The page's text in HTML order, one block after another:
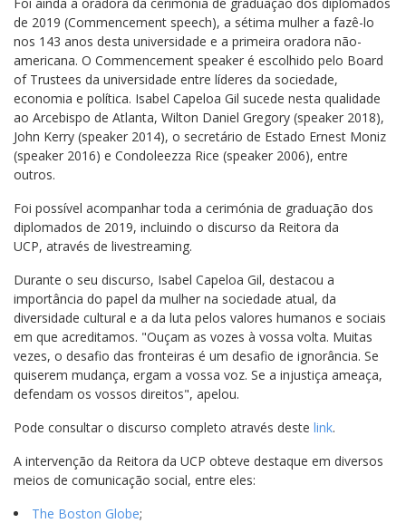
de 2019 (Commencement speech), a sétima mulher a fazê-lo
nos 143 anos desta universidade e a primeira oradora não-
americana. O Commencement speaker é escolhido pelo Board
of Trustees da universidade entre líderes da sociedade,
economia e política. Isabel Capeloa Gil sucede nesta qualidade
ao Arcebispo de Atlanta, Wilton Daniel Gregory (speaker 2018),
John Kerry (speaker 2014), o secretário de Estado Ernest Moniz
(speaker 2016) e Condoleezza Rice (speaker 2006), entre
outros.
Foi possível acompanhar toda a cerimónia de graduação dos
diplomados de 2019, incluindo o discurso da Reitora da
UCP, através de livestreaming.
Durante o seu discurso, Isabel Capeloa Gil, destacou a
importância do papel da mulher na sociedade atual, da
diversidade cultural e a da luta pelos valores humanos e sociais
em que acreditamos. "Ouçam as vozes à vossa volta. Muitas
vezes, o desafio das fronteiras é um desafio de ignorância. Se
quiserem mudança, ergam a vossa voz. Se a injustiça ameaça,
defendam os vossos direitos", apelou.
Pode consultar o discurso completo através deste link.
A intervenção da Reitora da UCP obteve destaque em diversos
meios de comunicação social, entre eles:
The Boston Globe;